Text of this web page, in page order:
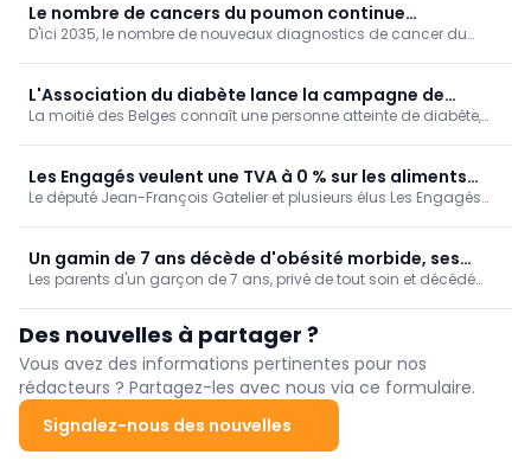
Le nombre de cancers du poumon continue
d'augmenter, en particulier chez les femmes et les
non-fumeurs
D'ici 2035, le nombre de nouveaux diagnostics de cancer du
L'Association du diabète lance la campagne de
sensibilisation « 24-7 Diabète »
La moitié des Belges connaît une personne atteinte de diabète,
campagne de sensibilisation « 24-7 Diabète ».
Les Engagés veulent une TVA à 0 % sur les aliments
sains
Le député Jean-François Gatelier et plusieurs élus Les Engagés
Un gamin de 7 ans décède d'obésité morbide, ses
parents inculpés de meurtre (USA)
Les parents d'un garçon de 7 ans, privé de tout soin et décédé
moment de son décès, selon les médias américains.
Des nouvelles à partager ?
Vous avez des informations pertinentes pour nos
rédacteurs ? Partagez-les avec nous via ce formulaire.
Signalez-nous des nouvelles